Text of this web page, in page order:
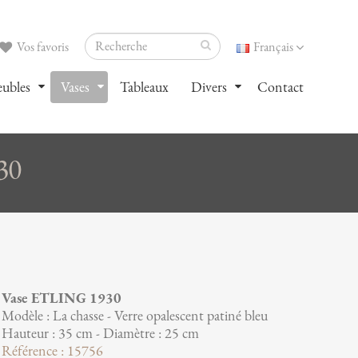
Français
Vos favoris
Vases Tableaux Divers Contact
Vase ETLING 1930
Modèle : La chasse - Verre opalescent patiné bleu
Hauteur : 35 cm - Diamètre : 25 cm
Référence : 15756